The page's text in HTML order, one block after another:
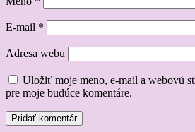
E-mail *
Adresa webu
Uložiť moje meno, e-mail a webovú
pre moje budúce komentáre.